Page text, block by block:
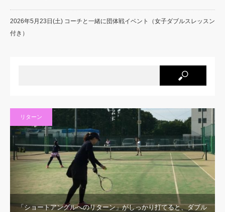
2026年5月23日(土) コーチと一緒に団体戦イベント（女子ダブルスレッスン
付き）
リターン
「ショートアングルへのリターン」がしっかり打てると、ダブル